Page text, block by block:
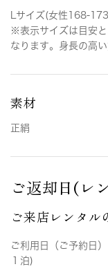
Lサイズ(女性168-
※表示サイズは目安
なります。身長の高
素材
正絹
ご返却日(レ
ご来店レンタル
ご利用日（ご予約日
１泊)